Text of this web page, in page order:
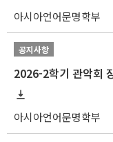
아시아언어문명학부
공지사항
2026-2학기 관악회
아시아언어문명학부